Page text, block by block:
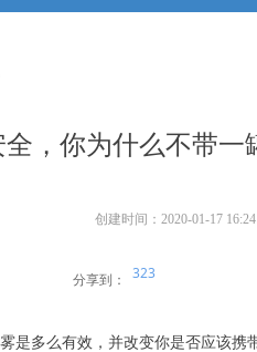
全，你为什么不带一
多么有效，并改变你是否应该携
分享到： 323
创建时间： 2020-01-17 16:24